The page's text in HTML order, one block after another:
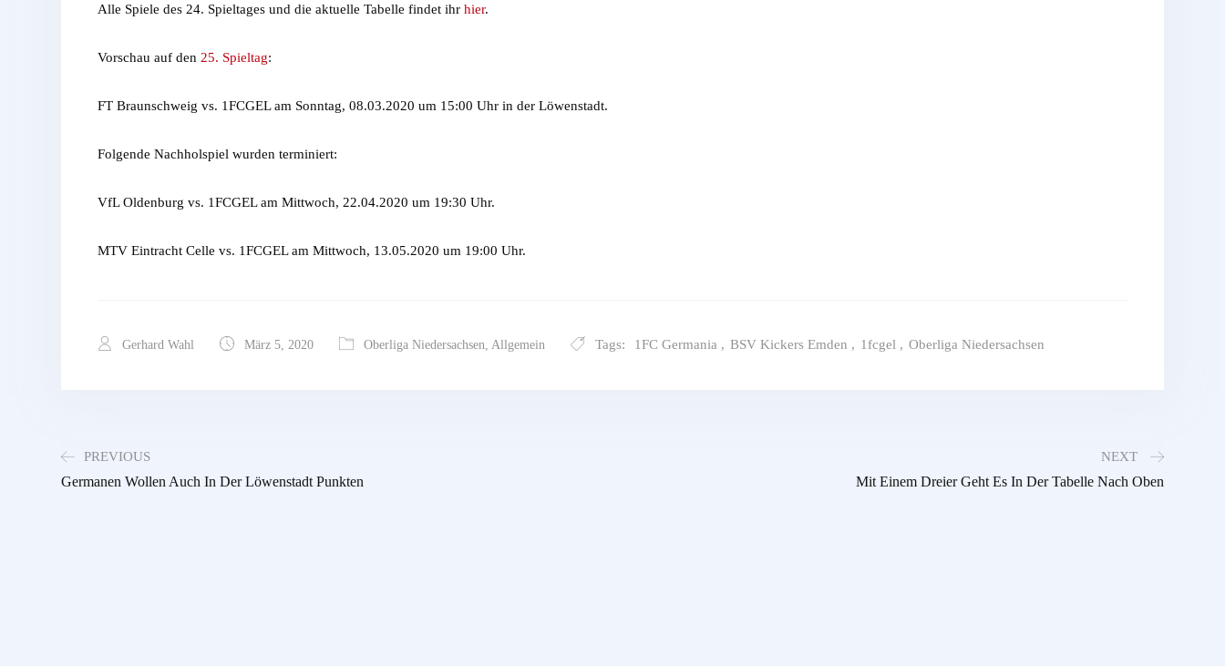
Alle Spiele des 24. Spieltages und die aktuelle Tabelle findet ihr hier.
Vorschau auf den 25. Spieltag:
FT Braunschweig vs. 1FCGEL am Sonntag, 08.03.2020 um 15:00 Uhr in der Löwenstadt.
Folgende Nachholspiel wurden terminiert:
VfL Oldenburg vs. 1FCGEL am Mittwoch, 22.04.2020 um 19:30 Uhr.
MTV Eintracht Celle vs. 1FCGEL am Mittwoch, 13.05.2020 um 19:00 Uhr.
Gerhard Wahl März 5, 2020 Oberliga Niedersachsen Allgemein Tags: 1FC Germania , BSV Kickers Emden , 1fcgel , Oberliga Niedersachsen
PREVIOUS
Germanen Wollen Auch In Der Löwenstadt Punkten
NEXT
Mit Einem Dreier Geht Es In Der Tabelle Nach Oben